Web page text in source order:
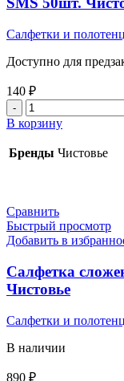
Салфетки и
Доступно для
140 ₽
Количество
товара
для
массажного
Голубой
SMS
50шт.
Чистовье
В корзину
Бренды Чистовье
Сравнить
Быстрый просмотр
Добавить в
Салфетка
Чистовье
Салфетки и
В наличии
890 ₽